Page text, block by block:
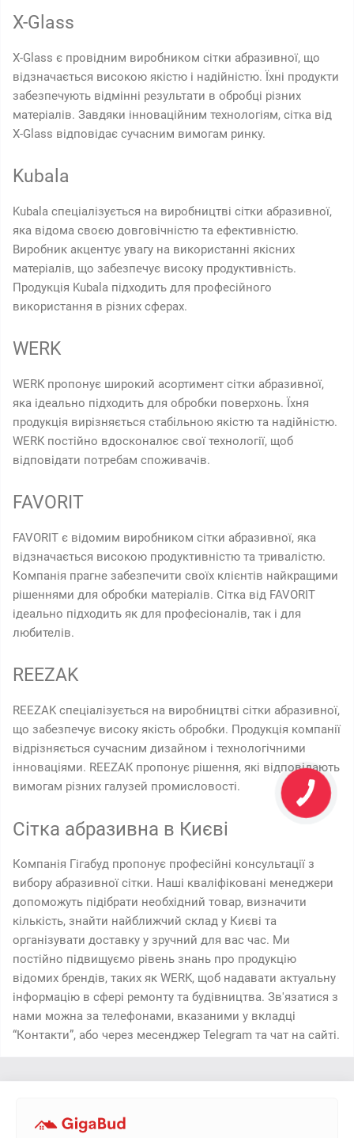
X-Glass
X-Glass є провідним виробником сітки абразивної, що
відзначається високою якістю і надійністю. Їхні продукти
забезпечують відмінні результати в обробці різних
матеріалів. Завдяки інноваційним технологіям, сітка від
X-Glass відповідає сучасним вимогам ринку.
Kubala
Kubala спеціалізується на виробництві сітки абразивної,
яка відома своєю довговічністю та ефективністю.
Виробник акцентує увагу на використанні якісних
матеріалів, що забезпечує високу продуктивність.
Продукція Kubala підходить для професійного
використання в різних сферах.
WERK
WERK пропонує широкий асортимент сітки абразивної,
яка ідеально підходить для обробки поверхонь. Їхня
продукція вирізняється стабільною якістю та надійністю.
WERK постійно вдосконалює свої технології, щоб
відповідати потребам споживачів.
FAVORIT
FAVORIT є відомим виробником сітки абразивної, яка
відзначається високою продуктивністю та тривалістю.
Компанія прагне забезпечити своїх клієнтів найкращими
рішеннями для обробки матеріалів. Сітка від FAVORIT
ідеально підходить як для професіоналів, так і для
любителів.
REEZAK
REEZAK спеціалізується на виробництві сітки абразивної,
що забезпечує високу якість обробки. Продукція компанії
відрізняється сучасним дизайном і технологічними
інноваціями. REEZAK пропонує рішення, які відповідають
вимогам різних галузей промисловості.
Сітка абразивна в Києві
Компанія Гігабуд пропонує професійні консультації з
вибору абразивної сітки. Наші кваліфіковані менеджери
допоможуть підібрати необхідний товар, визначити
кількість, знайти найближчий склад у Києві та
організувати доставку у зручний для вас час. Ми
постійно підвищуємо рівень знань про продукцію
відомих брендів, таких як WERK, щоб надавати актуальну
інформацію в сфері ремонту та будівництва. Зв'язатися з
нами можна за телефонами, вказаними у вкладці
“Контакти”, або через месенджер Telegram та чат на сайті.